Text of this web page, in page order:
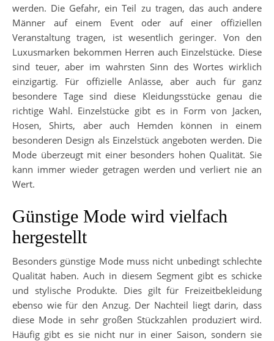
werden. Die Gefahr, ein Teil zu tragen, das auch andere
Männer auf einem Event oder auf einer offiziellen
Veranstaltung tragen, ist wesentlich geringer. Von den
Luxusmarken bekommen Herren auch Einzelstücke. Diese
sind teuer, aber im wahrsten Sinn des Wortes wirklich
einzigartig. Für offizielle Anlässe, aber auch für ganz
besondere Tage sind diese Kleidungsstücke genau die
richtige Wahl. Einzelstücke gibt es in Form von Jacken,
Hosen, Shirts, aber auch Hemden können in einem
besonderen Design als Einzelstück angeboten werden. Die
Mode überzeugt mit einer besonders hohen Qualität. Sie
kann immer wieder getragen werden und verliert nie an
Wert.
Günstige Mode wird vielfach
hergestellt
Besonders günstige Mode muss nicht unbedingt schlechte
Qualität haben. Auch in diesem Segment gibt es schicke
und stylische Produkte. Dies gilt für Freizeitbekleidung
ebenso wie für den Anzug. Der Nachteil liegt darin, dass
diese Mode in sehr großen Stückzahlen produziert wird.
Häufig gibt es sie nicht nur in einer Saison, sondern sie